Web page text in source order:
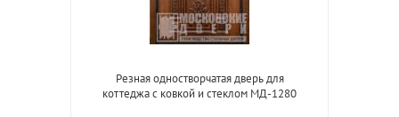
Резная одностворчатая дверь для
коттеджа с ковкой и стеклом МД-1280